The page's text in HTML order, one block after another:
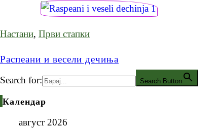
Настани, Први стапки
Распеани и весели дечиња
Search for:
Search Button
Календар
август 2026